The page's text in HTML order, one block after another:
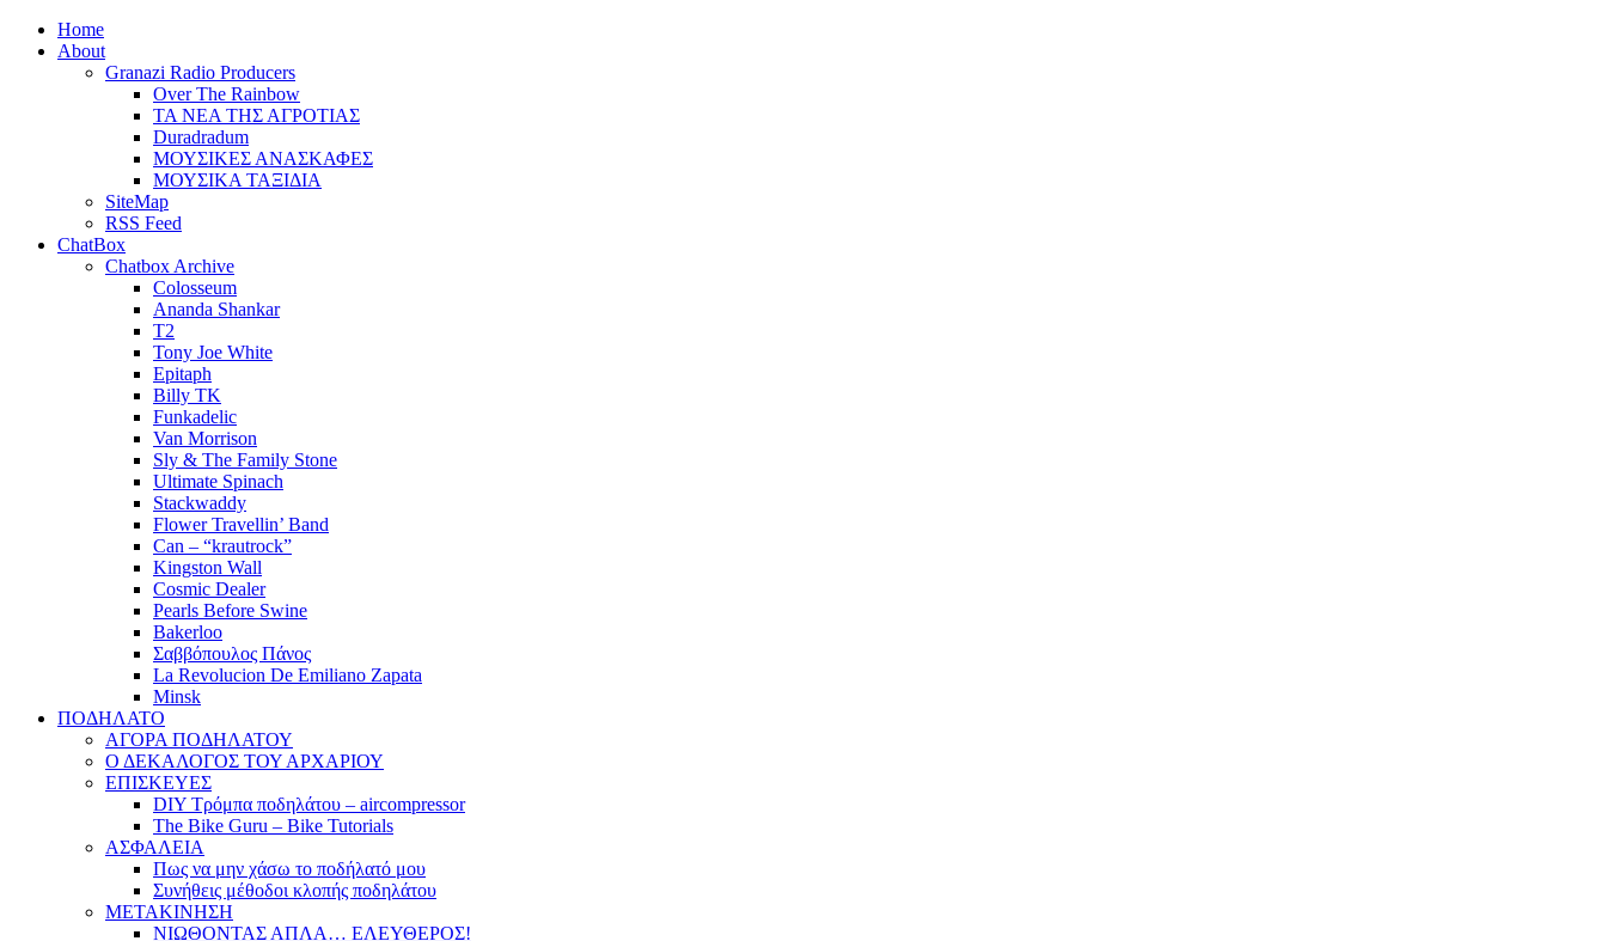
Home
About
Granazi Radio Producers
Over The Rainbow
ΤΑ ΝΕΑ ΤΗΣ ΑΓΡΟΤΙΑΣ
Duradradum
ΜΟΥΣΙΚΕΣ ΑΝΑΣΚΑΦΕΣ
ΜΟΥΣΙΚΑ ΤΑΞΙΔΙΑ
SiteMap
RSS Feed
ChatBox
Chatbox Archive
Colosseum
Ananda Shankar
T2
Tony Joe White
Epitaph
Billy TK
Funkadelic
Van Morrison
Sly & The Family Stone
Ultimate Spinach
Stackwaddy
Flower Travellin’ Band
Can – “krautrock”
Kingston Wall
Cosmic Dealer
Pearls Before Swine
Bakerloo
Σαββόπουλος Πάνος
La Revolucion De Emiliano Zapata
Minsk
ΠΟΔΗΛΑΤΟ
ΑΓΟΡΑ ΠΟΔΗΛΑΤΟΥ
Ο ΔΕΚΑΛΟΓΟΣ ΤΟΥ ΑΡΧΑΡΙΟΥ
ΕΠΙΣΚΕΥΕΣ
DIY Τρόμπα ποδηλάτου – aircompressor
The Bike Guru – Bike Tutorials
ΑΣΦΑΛΕΙΑ
Πως να μην χάσω το ποδήλατό μου
Συνήθεις μέθοδοι κλοπής ποδηλάτου
ΜΕΤΑΚΙΝΗΣΗ
ΝΙΩΘΟΝΤΑΣ ΑΠΛΑ… ΕΛΕΥΘΕΡΟΣ!